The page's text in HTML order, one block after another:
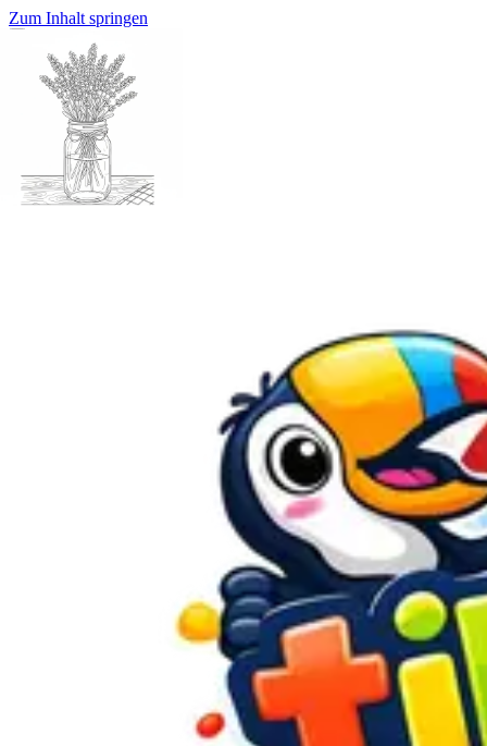
Zum Inhalt springen